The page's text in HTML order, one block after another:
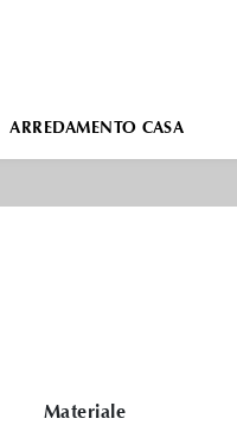
ARREDAMENTO CASA
Materiale